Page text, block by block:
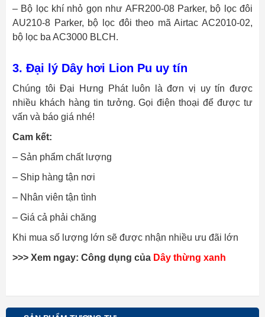
– Bộ lọc khí nhỏ gọn như AFR200-08 Parker, bộ lọc đôi
AU210-8 Parker, bộ lọc đôi theo mã Airtac AC2010-02,
bộ lọc ba AC3000 BLCH.
3. Đại lý Dây hơi Lion Pu uy tín
Chúng tôi Đại Hưng Phát luôn là đơn vị uy tín được
nhiều khách hàng tin tưởng. Gọi điện thoại để được tư
vấn và báo giá nhé!
Cam kết:
– Sản phẩm chất lượng
– Ship hàng tận nơi
– Nhân viên tận tình
– Giá cả phải chăng
Khi mua số lượng lớn sẽ được nhận nhiều ưu đãi lớn
>>> Xem ngay: Công dụng của Dây thừng xanh